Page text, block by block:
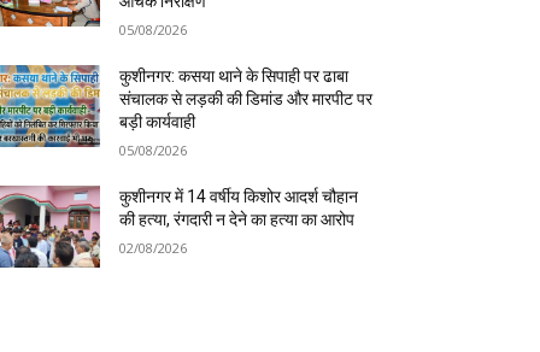
05/08/2026
कुशीनगर: कसया थाने के सिपाही पर ढाबा
संचालक से लड़की की डिमांड और मारपीट पर
बड़ी कार्यवाही
05/08/2026
कुशीनगर में 14 वर्षीय किशोर आदर्श चौहान
की हत्या, रंगदारी न देने का हत्या का आरोप
02/08/2026